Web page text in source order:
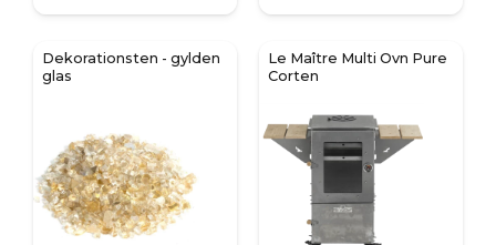
Dekorationsten - gylden
glas
Le Maître Multi Ovn Pure
Corten